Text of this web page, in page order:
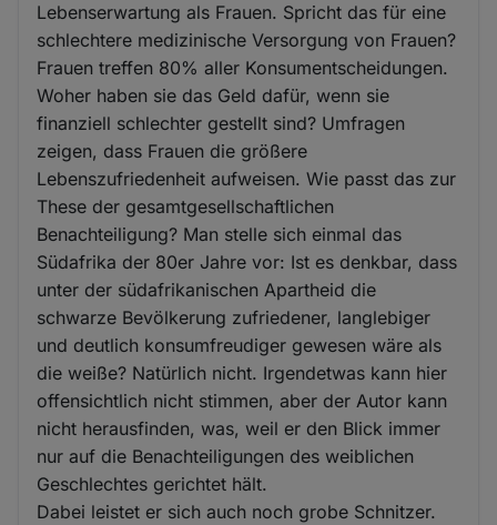
Lebenserwartung als Frauen. Spricht das für eine
schlechtere medizinische Versorgung von Frauen?
Frauen treffen 80% aller Konsumentscheidungen.
Woher haben sie das Geld dafür, wenn sie
finanziell schlechter gestellt sind? Umfragen
zeigen, dass Frauen die größere
Lebenszufriedenheit aufweisen. Wie passt das zur
These der gesamtgesellschaftlichen
Benachteiligung? Man stelle sich einmal das
Südafrika der 80er Jahre vor: Ist es denkbar, dass
unter der südafrikanischen Apartheid die
schwarze Bevölkerung zufriedener, langlebiger
und deutlich konsumfreudiger gewesen wäre als
die weiße? Natürlich nicht. Irgendetwas kann hier
offensichtlich nicht stimmen, aber der Autor kann
nicht herausfinden, was, weil er den Blick immer
nur auf die Benachteiligungen des weiblichen
Geschlechtes gerichtet hält.
Dabei leistet er sich auch noch grobe Schnitzer.